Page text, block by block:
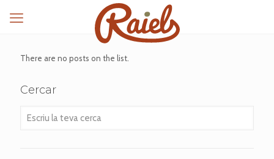
There are no posts on the list.
Cercar